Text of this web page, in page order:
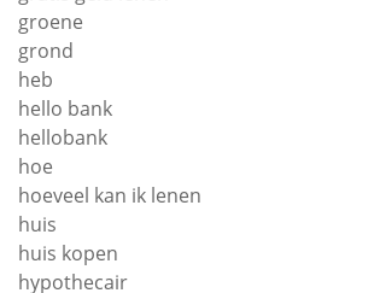
groene
grond
heb
hello bank
hellobank
hoe
hoeveel kan ik lenen
huis
huis kopen
hypothecair